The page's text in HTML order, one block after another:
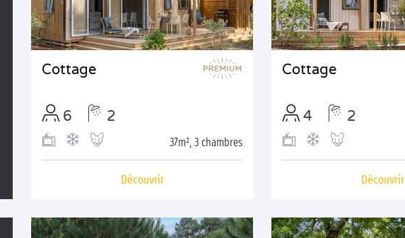
Cottage
6 2
37m², 3 chambres
Découvrir
Cottage
4 2
Découvrir